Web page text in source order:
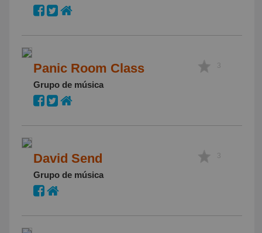
Panic Room Class
Grupo de música
3
David Send
Grupo de música
3